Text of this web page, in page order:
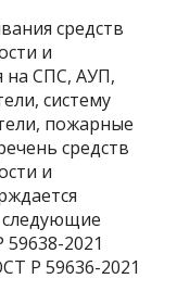
средств
и
на СПС, АУП,
систему
пожарные
средств
и
следующие
2021
Р 59636-2021